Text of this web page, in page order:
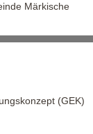
Märkische
(GEK)